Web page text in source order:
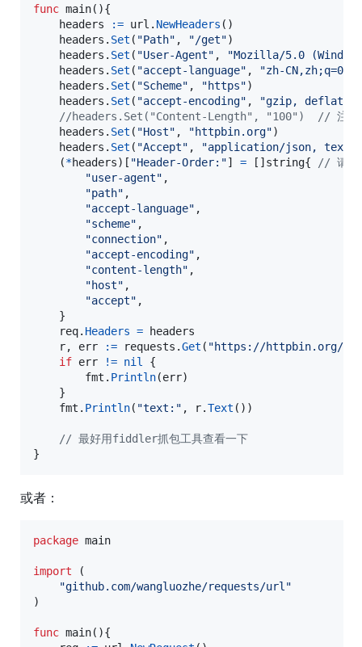
func main(){
headers
:= url . NewHeaders ()
headers . Set ( "Path" , "/get")
headers . Set ( "User-Agent" ,
"Mozilla/5.0
headers . Set ( "accept-language" ,
"zh-CN,zh;q=0.9"
headers . Set ( "Scheme" , "https")
headers . Set ( "accept-encoding" ,
"gzip, deflate,
//
headers . Set ( "Host" , "httpbin.org")
headers . Set ( "Accept" ,
"application/json, text/
    (
*headers)[ "Header-Order:"] = [] string
// 请求
"user-agent" ,
"path" ,
"accept-language" ,
"scheme" ,
"connection" ,
"accept-encoding" ,
"content-length" ,
"host" ,
"accept" ,
    }
req. Headers =
headers
r, err := requests .Get ( "https://httpbin.org/
if err != nil
{
fmt . Println(err)
    }
fmt . Println( "text:" , r.Text ())
// 最好用fiddler抓包工具查看一下
}
或者：
package main
import (
"github.com/wangluozhe/requests/url"
)
func main(){